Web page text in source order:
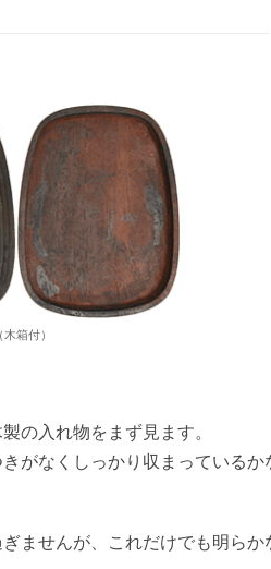
木箱付）
の入れ物をまず見ます。
がなくしっかり収まっているか
ませんが、これだけでも明らか